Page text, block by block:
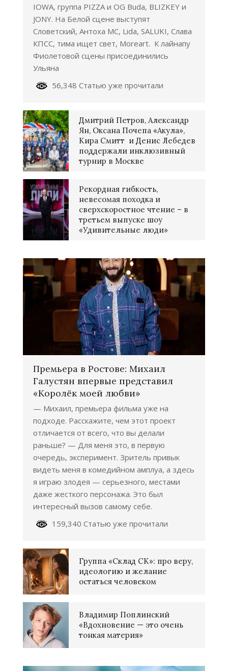
IOWA, группа PIZZA и OG Buda, BLIZKEY и
JONY. На Белой сцене выступят
Словетский, Антоха МС, Lida, SALUKI, Слава
КПСС, тима ищет свет, Moreart. К лайнапу
Фиолетовой сцены присоединились
Ульяна
56,348 Статью уже прочитали
Дмитрий Петров, Александр
Ян, Оксана Почепа «Акула»,
Кира Смитт и Денис Лебедев
поддержали инклюзивный
турнир в Москве
Рекордная гибкость,
невесомая походка и
сверхскоростное чтение – в
третьем выпуске шоу
«Удивительные люди»
Премьера в Ростове: Михаил
Галустян впервые представил
«Королёк моей любви»
— Михаил, премьера фильма уже на
подходе. Расскажите, чем этот проект
отличается от всего, что вы делали
раньше? — Для меня это, в первую
очередь, эксперимент. Зритель привык
видеть меня в комедийном амплуа, а здесь
я играю злодея — серьезного, местами
даже жесткого персонажа. Это был
интересный вызов самому себе.
159,340 Статью уже прочитали
Группа «Склад СК»: про веру,
идеологию и желание
остаться человеком
Владимир Поплинский
«Вдохновение — это очень
тонкая материя»